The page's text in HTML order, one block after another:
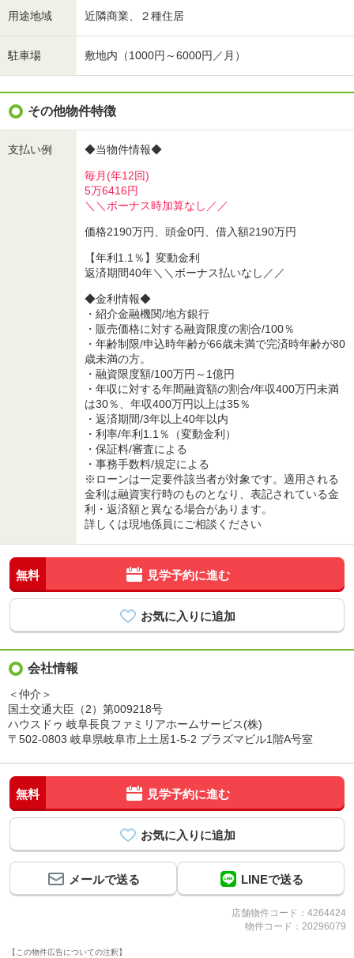
用途地域 近隣商業、２種住居
駐車場 敷地内（1000円～6000円／月）
その他物件特徴
支払い例 ◆当物件情報◆
毎月(年12回)
5万6416円
＼＼ボーナス時加算なし／／
価格2190万円、頭金0円、借入額2190万円
【年利1.1％】変動金利
返済期間40年＼＼ボーナス払いなし／／
◆金利情報◆
・紹介金融機関/地方銀行
・販売価格に対する融資限度の割合/100％
・年齢制限/申込時年齢が66歳未満で完済時年齢が80
歳未満の方。
・融資限度額/100万円～1億円
・年収に対する年間融資額の割合/年収400万円未満
は30％、年収400万円以上は35％
・返済期間/3年以上40年以内
・利率/年利1.1％（変動金利）
・保証料/審査による
・事務手数料/規定による
※ローンは一定要件該当者が対象です。適用される
金利は融資実行時のものとなり、表記されている金
利・返済額と異なる場合があります。
詳しくは現地係員にご相談ください
無料 見学予約に進む
会社情報
＜仲介＞
国土交通大臣（2）第009218号
ハウスドゥ 岐阜長良ファミリアホームサービス(株)
〒502-0803 岐阜県岐阜市上土居1-5-2 プラズマビル1階A号室
無料 見学予約に進む
メールで送る LINEで送る
店舗物件コード：4264424
物件コード：20296079
【この物件広告についての注釈】